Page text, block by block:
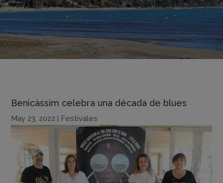
Benicàssim celebra una década de blues
May 23, 2022 | Festivales